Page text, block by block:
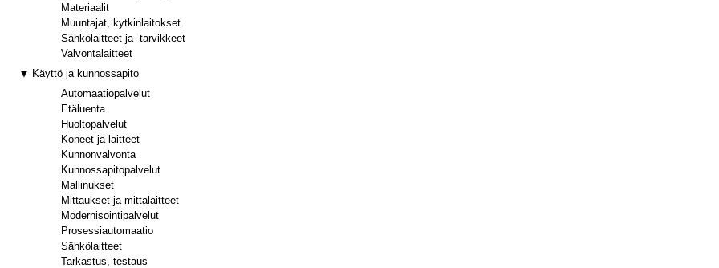
Materiaalit
Muuntajat, kytkinlaitokset
Sähkölaitteet ja -tarvikkeet
Valvontalaitteet
Käyttö ja kunnossapito
Automaatiopalvelut
Etäluenta
Huoltopalvelut
Koneet ja laitteet
Kunnonvalvonta
Kunnossapitopalvelut
Mallinukset
Mittaukset ja mittalaitteet
Modernisointipalvelut
Prosessiautomaatio
Sähkölaitteet
Tarkastus, testaus